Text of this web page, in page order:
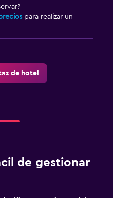
para realizar un
de hotel
de gestionar